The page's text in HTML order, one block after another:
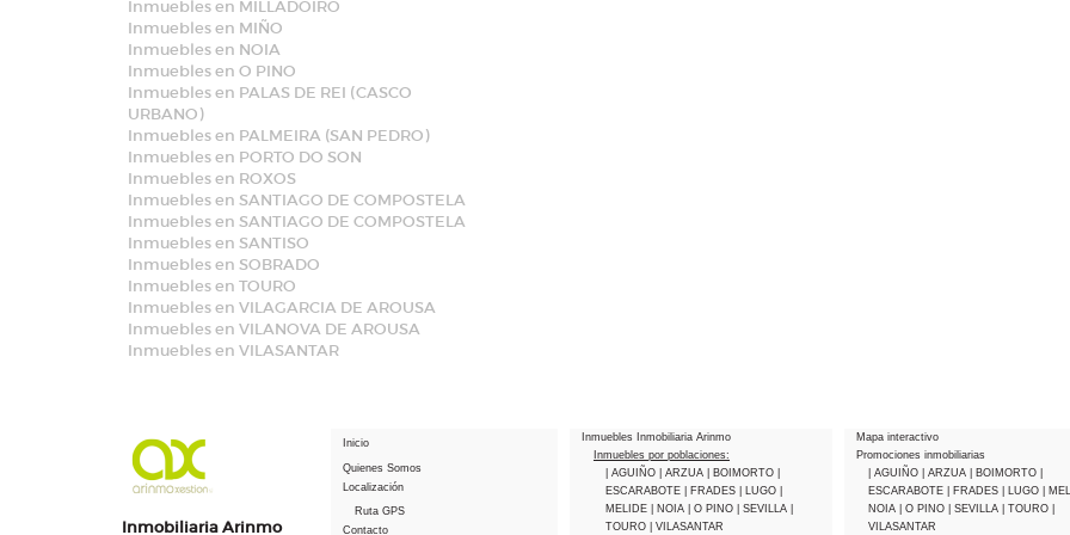
Inmuebles en MILLADOIRO
Inmuebles en MIÑO
Inmuebles en NOIA
Inmuebles en O PINO
Inmuebles en PALAS DE REI (CASCO
URBANO)
Inmuebles en PALMEIRA (SAN PEDRO)
Inmuebles en PORTO DO SON
Inmuebles en ROXOS
Inmuebles en SANTIAGO DE COMPOSTELA
Inmuebles en SANTIAGO DE COMPOSTELA
Inmuebles en SANTISO
Inmuebles en SOBRADO
Inmuebles en TOURO
Inmuebles en VILAGARCIA DE AROUSA
Inmuebles en VILANOVA DE AROUSA
Inmuebles en VILASANTAR
Inmobiliaria Arinmo
Inicio
Quienes Somos
Localización
Ruta GPS
Contacto
Inmuebles Inmobiliaria Arinmo
Inmuebles por poblaciones:
| AGUIÑO
| ARZUA | BOIMORTO
ESCARABOTE
| FRADES | LUGO
MELIDE
| NOIA | O PINO | SEVILLA
TOURO
| VILASANTAR
Mapa interactivo
Promociones inmobiliarias
| AGUIÑO
| ARZUA | BOIMORTO
ESCARABOTE
| FRADES | LUGO |
NOIA
| O PINO | SEVILLA | TOURO
VILASANTAR